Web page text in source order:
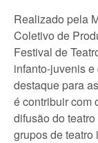
Realizado pela
Coletivo de
Festival de
infanto-juvenis
destaque para
é contribuir com
difusão do
grupos de teatro